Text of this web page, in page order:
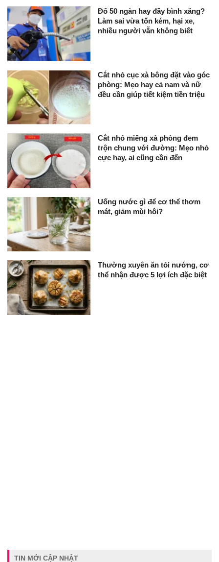
Đổ 50 ngàn hay đầy bình xăng?
Làm sai vừa tốn kém, hại xe,
nhiều người vẫn không biết
Cắt nhỏ cục xà bông đặt vào góc
phòng: Mẹo hay cả nam và nữ
đều cần giúp tiết kiệm tiền triệu
Cắt nhỏ miếng xà phòng đem
trộn chung với đường: Mẹo nhỏ
cực hay, ai cũng cần đến
Uống nước gì để cơ thể thơm
mát, giảm mùi hôi?
Thường xuyên ăn tỏi nướng, cơ
thể nhận được 5 lợi ích đặc biệt
TIN MỚI CẬP NHẬT